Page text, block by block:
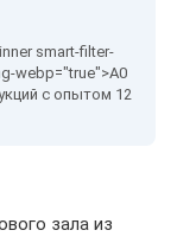
с опытом 12
зала из